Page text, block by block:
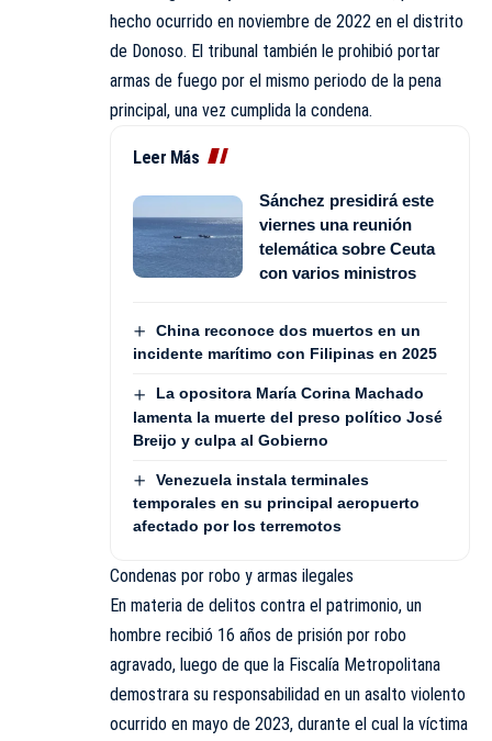
hecho ocurrido en noviembre de 2022 en el distrito
de Donoso. El tribunal también le prohibió portar
armas de fuego por el mismo periodo de la pena
principal, una vez cumplida la condena.
Leer Más
Sánchez presidirá este
viernes una reunión
telemática sobre Ceuta
con varios ministros
China reconoce dos muertos en un
incidente marítimo con Filipinas en 2025
La opositora María Corina Machado
lamenta la muerte del preso político José
Breijo y culpa al Gobierno
Venezuela instala terminales
temporales en su principal aeropuerto
afectado por los terremotos
Condenas por robo y armas ilegales
En materia de delitos contra el patrimonio, un
hombre recibió 16 años de prisión por robo
agravado, luego de que la Fiscalía Metropolitana
demostrara su responsabilidad en un asalto violento
ocurrido en mayo de 2023, durante el cual la víctima